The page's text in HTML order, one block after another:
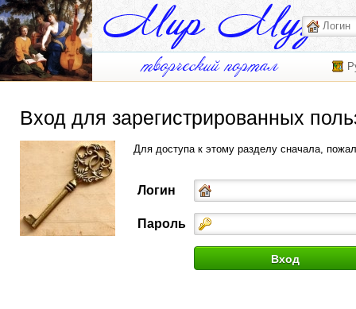
Вход для зарегистрированных
Для доступа к этому разделу сначала,
Логин
Пароль